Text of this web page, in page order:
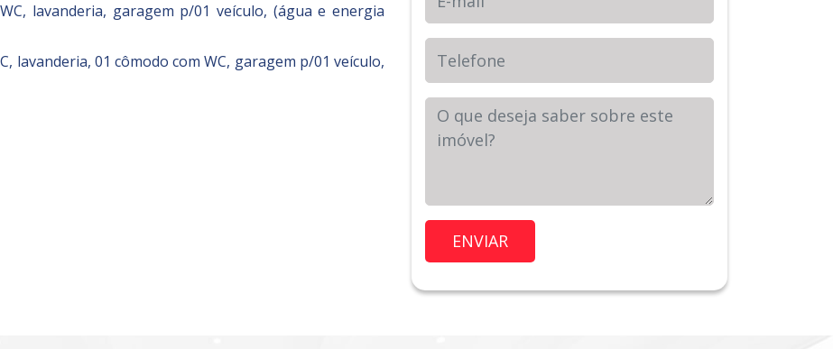
lavanderia, garagem p/01 veículo, (água e energia
lavanderia, 01 cômodo com WC, garagem p/01 veículo,
Telefone
Sua Mensagem
Imóvel de Interesse